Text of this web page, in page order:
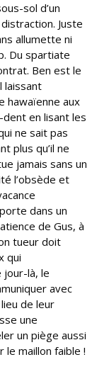
sol d’un
Juste
allumette ni
Du spartiate
Ben est le
laissant
hawaïenne aux
dent en lisant les
ne sait pas
plus qu’il ne
jamais sans un
l’obsède et
dans un
de Gus, à
tueur doit
qui
jour-là, le
avec
de leur
une
un piège aussi
le maillon faible !